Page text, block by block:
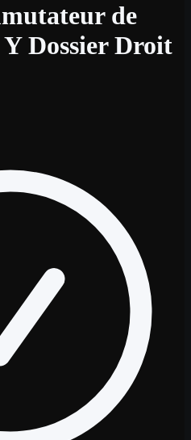
de
Dossier Droit